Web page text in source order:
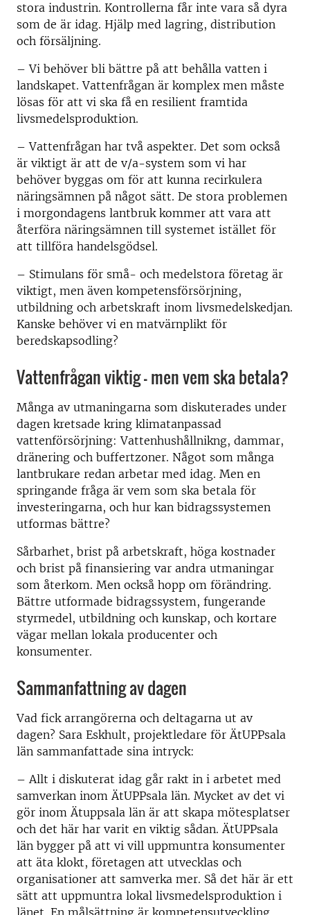
stora industrin. Kontrollerna får inte vara så dyra
som de är idag. Hjälp med lagring, distribution
och försäljning.
– Vi behöver bli bättre på att behålla vatten i
landskapet. Vattenfrågan är komplex men måste
lösas för att vi ska få en resilient framtida
livsmedelsproduktion.
– Vattenfrågan har två aspekter. Det som också
är viktigt är att de v/a-system som vi har
behöver byggas om för att kunna recirkulera
näringsämnen på något sätt. De stora problemen
i morgondagens lantbruk kommer att vara att
återföra näringsämnen till systemet istället för
att tillföra handelsgödsel.
– Stimulans för små- och medelstora företag är
viktigt, men även kompetensförsörjning,
utbildning och arbetskraft inom livsmedelskedjan.
Kanske behöver vi en matvärnplikt för
beredskapsodling?
Vattenfrågan viktig – men vem ska betala?
Många av utmaningarna som diskuterades under
dagen kretsade kring klimatanpassad
vattenförsörjning: Vattenhushållnikng, dammar,
dränering och buffertzoner. Något som många
lantbrukare redan arbetar med idag. Men en
springande fråga är vem som ska betala för
investeringarna, och hur kan bidragssystemen
utformas bättre?
Sårbarhet, brist på arbetskraft, höga kostnader
och brist på finansiering var andra utmaningar
som återkom. Men också hopp om förändring.
Bättre utformade bidragssystem, fungerande
styrmedel, utbildning och kunskap, och kortare
vägar mellan lokala producenter och
konsumenter.
Sammanfattning av dagen
Vad fick arrangörerna och deltagarna ut av
dagen? Sara Eskhult, projektledare för ÄtUPPsala
län sammanfattade sina intryck:
– Allt i diskuterat idag går rakt in i arbetet med
samverkan inom ÄtUPPsala län. Mycket av det vi
gör inom Ätuppsala län är att skapa mötesplatser
och det här har varit en viktig sådan. ÄtUPPsala
län bygger på att vi vill uppmuntra konsumenter
att äta klokt, företagen att utvecklas och
organisationer att samverka mer. Så det här är ett
sätt att uppmuntra lokal livsmedelsproduktion i
länet. En målsättning är kompetensutveckling